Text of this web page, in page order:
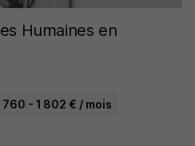
Humaines en
760 - 1 802 € / mois